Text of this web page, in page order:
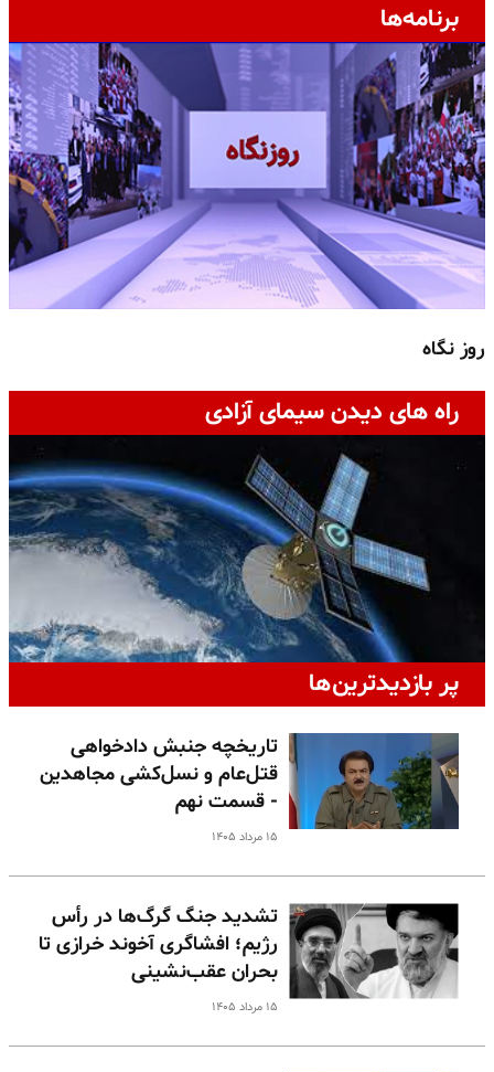
برنامه‌ها
روز نگاه
راه های دیدن سیمای آزادی
پر بازدیدترین‌ها
تاریخچه جنبش دادخواهی
قتل‌عام و نسل‌کشی مجاهدین
- قسمت نهم
۱۵ مرداد ۱۴۰۵
تشدید جنگ گرگ‌ها در رأس
رژیم؛ افشاگری آخوند خرازی تا
بحران عقب‌نشینی
۱۵ مرداد ۱۴۰۵